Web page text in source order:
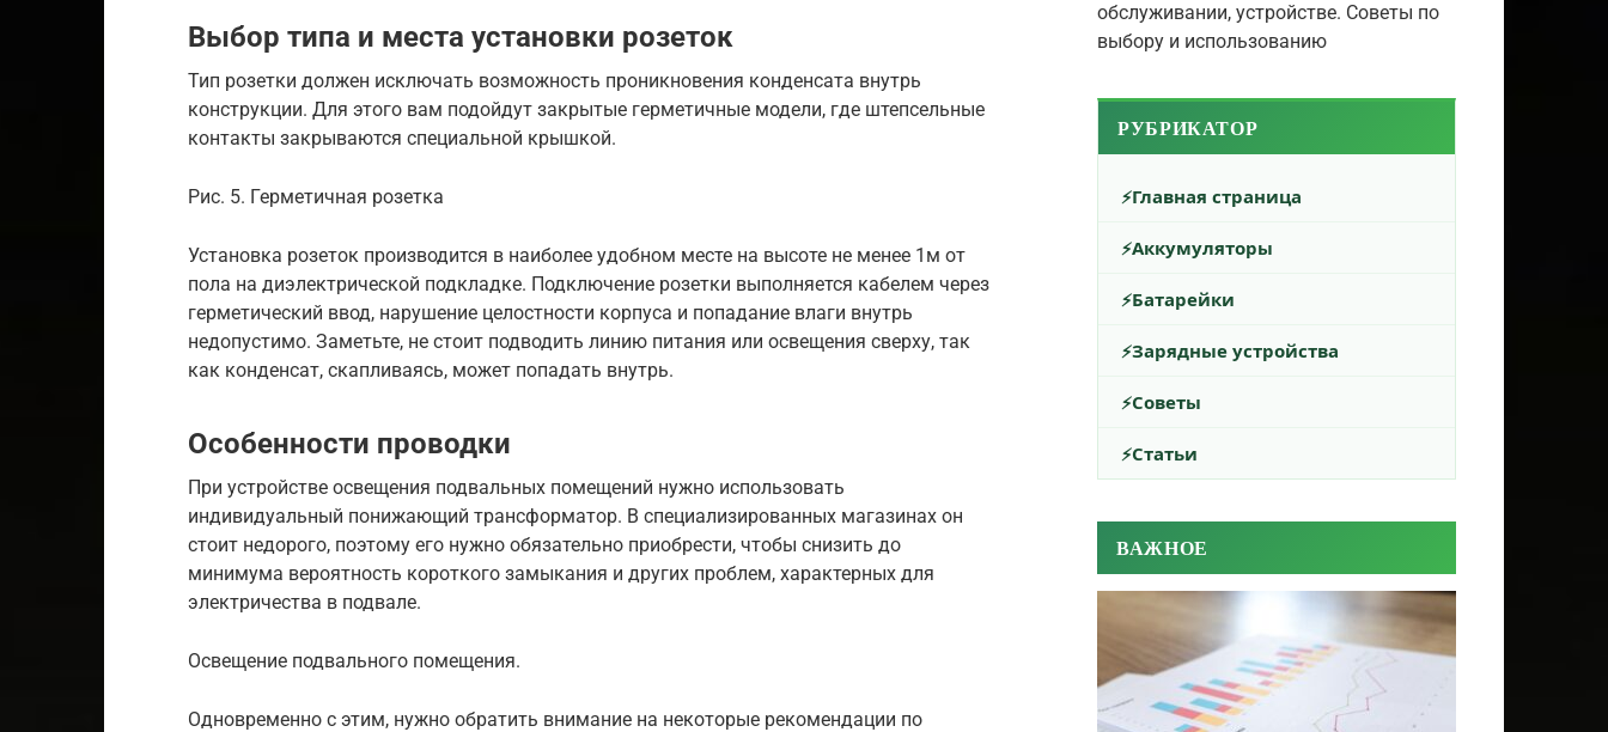
Выбор типа и места установки розеток
Тип розетки должен исключать возможность проникновения конденсата внутрь
конструкции. Для этого вам подойдут закрытые герметичные модели, где штепсельные
контакты закрываются специальной крышкой.
Рис. 5. Герметичная розетка
Установка розеток производится в наиболее удобном месте на высоте не менее 1м от
пола на диэлектрической подкладке. Подключение розетки выполняется кабелем через
герметический ввод, нарушение целостности корпуса и попадание влаги внутрь
недопустимо. Заметьте, не стоит подводить линию питания или освещения сверху, так
как конденсат, скапливаясь, может попадать внутрь.
Особенности проводки
При устройстве освещения подвальных помещений нужно использовать
индивидуальный понижающий трансформатор. В специализированных магазинах он
стоит недорого, поэтому его нужно обязательно приобрести, чтобы снизить до
минимума вероятность короткого замыкания и других проблем, характерных для
электричества в подвале.
Освещение подвального помещения.
Одновременно с этим, нужно обратить внимание на некоторые рекомендации по
обслуживании, устройстве. Советы по
выбору и использованию
РУБРИКАТОР
Главная страница
Аккумуляторы
Батарейки
Зарядные устройства
Советы
Статьи
ВАЖНОЕ